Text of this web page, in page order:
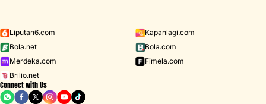
Iklan - Scroll ke bawah untuk melanjutkan
Liputan6.com
Kapanlagi.com
Bola.net
Bola.com
Merdeka.com
Fimela.com
Brilio.net
Connect with Us
D ACADEMY 8 Raisa